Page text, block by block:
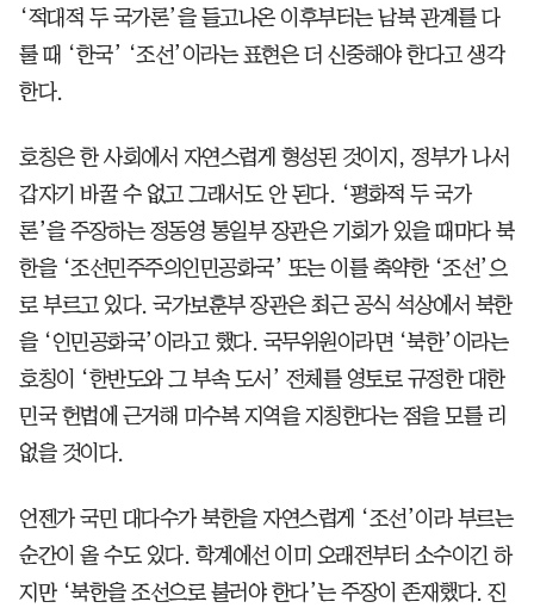
‘적대적 두 국가론’을 들고나온 이후부터는 남북 관계를 다
룰 때 ‘한국’ ‘조선’이라는 표현은 더 신중해야 한다고 생각
한다.
호칭은 한 사회에서 자연스럽게 형성된 것이지, 정부가 나서
갑자기 바꿀 수 없고 그래서도 안 된다. ‘평화적 두 국가
론’을 주장하는 정동영 통일부 장관은 기회가 있을 때마다 북
한을 ‘조선민주주의인민공화국’ 또는 이를 축약한 ‘조선’으
로 부르고 있다. 국가보훈부 장관은 최근 공식 석상에서 북한
을 ‘인민공화국’이라고 했다. 국무위원이라면 ‘북한’이라는
호칭이 ‘한반도와 그 부속 도서’ 전체를 영토로 규정한 대한
민국 헌법에 근거해 미수복 지역을 지칭한다는 점을 모를 리
없을 것이다.
언젠가 국민 대다수가 북한을 자연스럽게 ‘조선’이라 부르는
순간이 올 수도 있다. 학계에선 이미 오래전부터 소수이긴 하
지만 ‘북한을 조선으로 불러야 한다’는 주장이 존재했다. 진